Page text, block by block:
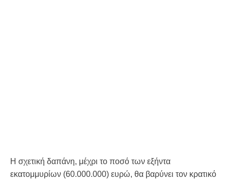
Η σχετική δαπάνη, μέχρι το ποσό των εξήντα
εκατομμυρίων (60.000.000) ευρώ, θα βαρύνει τον κρατικό